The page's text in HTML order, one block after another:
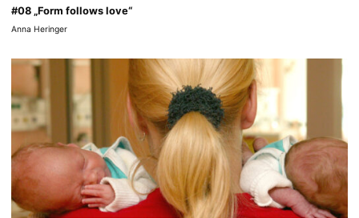
#08 „Form follows love“
Anna Heringer